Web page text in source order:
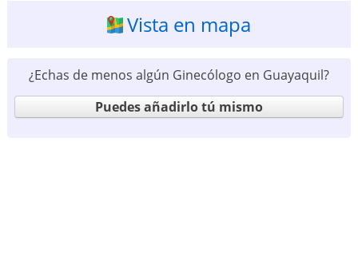
Vista en mapa
¿Echas de menos algún Ginecólogo en Guayaquil?
Puedes añadirlo tú mismo